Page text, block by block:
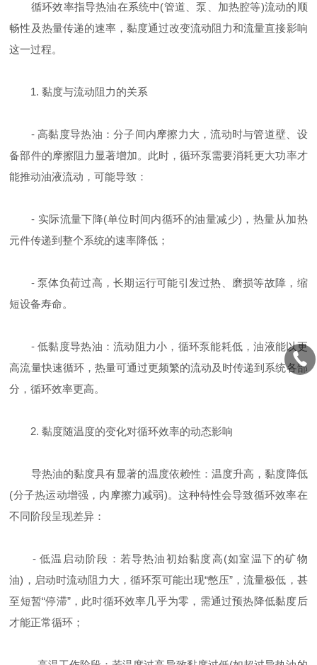
循环效率指导热油在系统中(管道、泵、加热腔等)流动的顺
畅性及热量传递的速率，黏度通过改变流动阻力和流量直接影响
这一过程。
1. 黏度与流动阻力的关系
- 高黏度导热油：分子间内摩擦力大，流动时与管道壁、设
备部件的摩擦阻力显著增加。此时，循环泵需要消耗更大功率才
能推动油液流动，可能导致：
- 实际流量下降(单位时间内循环的油量减少)，热量从加热
元件传递到整个系统的速率降低；
- 泵体负荷过高，长期运行可能引发过热、磨损等故障，缩
短设备寿命。
- 低黏度导热油：流动阻力小，循环泵能耗低，油液能以更
高流量快速循环，热量可通过更频繁的流动及时传递到系统各部
分，循环效率更高。
2. 黏度随温度的变化对循环效率的动态影响
导热油的黏度具有显著的温度依赖性：温度升高，黏度降低
(分子热运动增强，内摩擦力减弱)。这种特性会导致循环效率在
不同阶段呈现差异：
- 低温启动阶段：若导热油初始黏度高(如室温下的矿物
油)，启动时流动阻力大，循环泵可能出现“憋压”，流量极低，甚
至短暂“停滞”，此时循环效率几乎为零，需通过预热降低黏度后
才能正常循环；